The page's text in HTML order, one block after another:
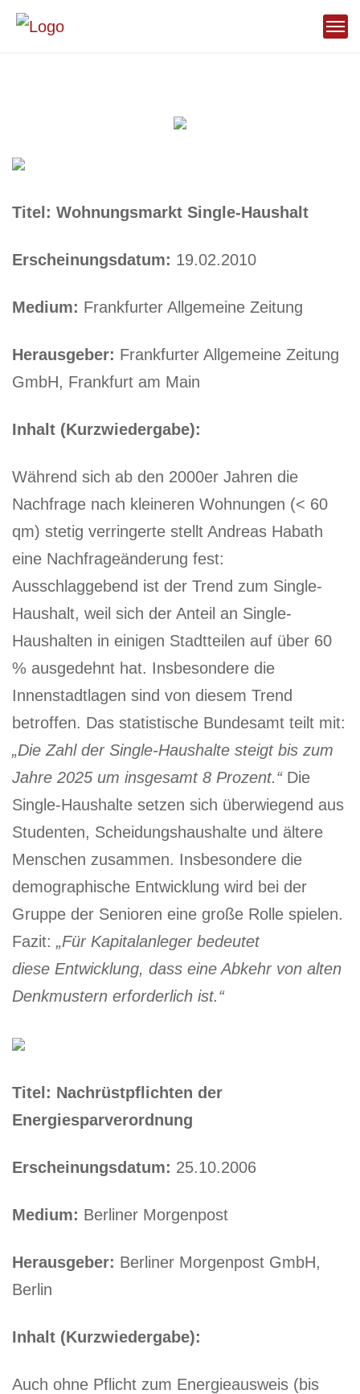
Titel: Wohnungsmarkt Single-Haushalt
Erscheinungsdatum: 19.02.2010
Medium: Frankfurter Allgemeine Zeitung
Herausgeber: Frankfurter Allgemeine Zeitung
GmbH, Frankfurt am Main
Inhalt (Kurzwiedergabe):
Während sich ab den 2000er Jahren die
Nachfrage nach kleineren Wohnungen (< 60
qm) stetig verringerte stellt Andreas Habath
eine Nachfrageänderung fest:
Ausschlaggebend ist der Trend zum Single-
Haushalt, weil sich der Anteil an Single-
Haushalten in einigen Stadtteilen auf über 60
% ausgedehnt hat. Insbesondere die
Innenstadtlagen sind von diesem Trend
betroffen. Das statistische Bundesamt teilt mit:
„Die Zahl der Single-Haushalte steigt bis zum
Jahre 2025 um insgesamt 8 Prozent.“ Die
Single-Haushalte setzen sich überwiegend aus
Studenten, Scheidungshaushalte und ältere
Menschen zusammen. Insbesondere die
demographische Entwicklung wird bei der
Gruppe der Senioren eine große Rolle spielen.
Fazit: „Für Kapitalanleger bedeutet
diese Entwicklung, dass eine Abkehr von alten
Denkmustern erforderlich ist.“
Titel: Nachrüstpflichten der
Energiesparverordnung
Erscheinungsdatum: 25.10.2006
Medium: Berliner Morgenpost
Herausgeber: Berliner Morgenpost GmbH,
Berlin
Inhalt (Kurzwiedergabe):
Auch ohne Pflicht zum Energieausweis (bis